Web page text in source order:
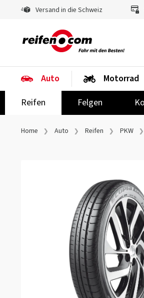
Versand in die Schweiz
Auto
Reifen
Felgen
Motorrad
Home Auto Reifen PKW